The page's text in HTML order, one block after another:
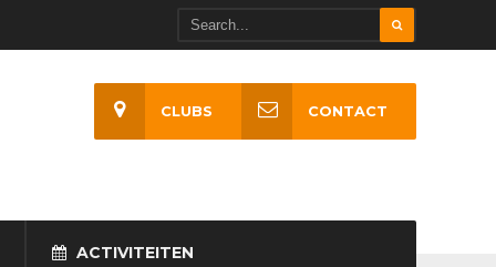
ACTIVITEITEN
CLUBS CONTACT